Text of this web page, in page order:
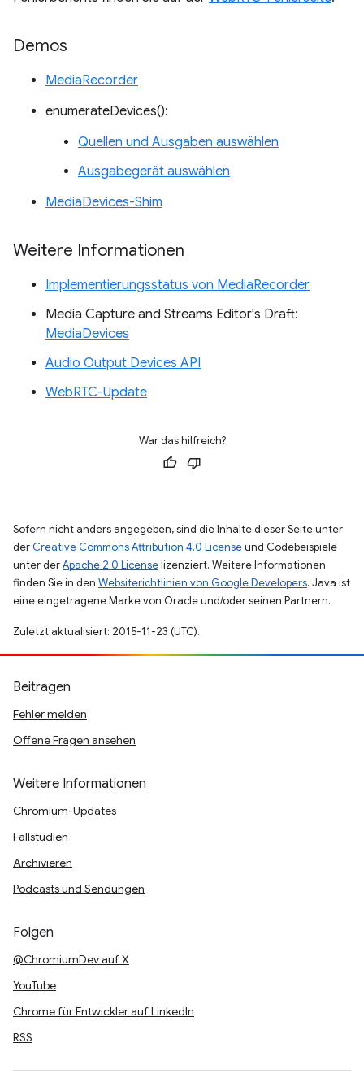
Demos
MediaRecorder
enumerateDevices():
Quellen und Ausgaben auswählen
Ausgabegerät auswählen
MediaDevices-Shim
Weitere Informationen
Implementierungsstatus von MediaRecorder
Media Capture and Streams Editor's Draft:
MediaDevices
Audio Output Devices API
WebRTC-Update
War das hilfreich?
Sofern nicht anders angegeben, sind die Inhalte dieser Seite unter
der Creative Commons Attribution 4.0 Licenseund Codebeispiele
unter derApache 2.0 Licenselizenziert. Weitere Informationen
finden Sie in den Websiterichtlinien von Google Developers. Java ist
eine eingetragene Marke von Oracle und/oder seinen Partnern.
Zuletzt aktualisiert: 2015-11-23 (UTC).
Beitragen
Fehler melden
Offene Fragen ansehen
Weitere Informationen
Chromium-Updates
Fallstudien
Archivieren
Podcasts und Sendungen
Folgen
@ChromiumDev auf X
YouTube
Chrome für Entwickler auf LinkedIn
RSS